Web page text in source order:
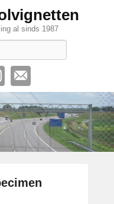
al sinds 1987